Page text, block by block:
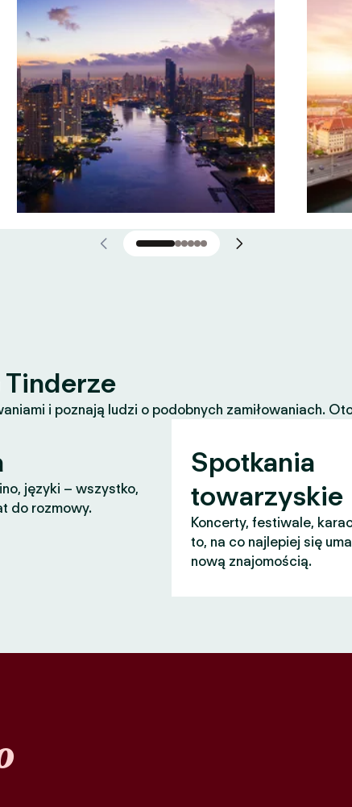
Tinderze
i poznają ludzi o podobnych zamiłowaniach.
języki – wszystko,
do rozmowy.
Spotkania
towarzyskie
Koncerty, festiwale,
to, na co najlepiej się
nową znajomością.